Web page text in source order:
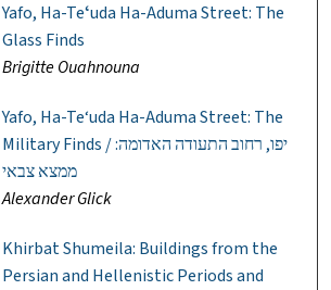
Yafo, Ha-Teʻuda Ha-Aduma Street: The
Glass Finds
Brigitte Ouahnouna
Yafo, Ha-Te‘uda Ha-Aduma Street: The
Military Finds / יפו, רחוב התעודה האדומה:
ממצא צבאי
Alexander Glick
Khirbat Shumeila: Buildings from the
Persian and Hellenistic Periods and